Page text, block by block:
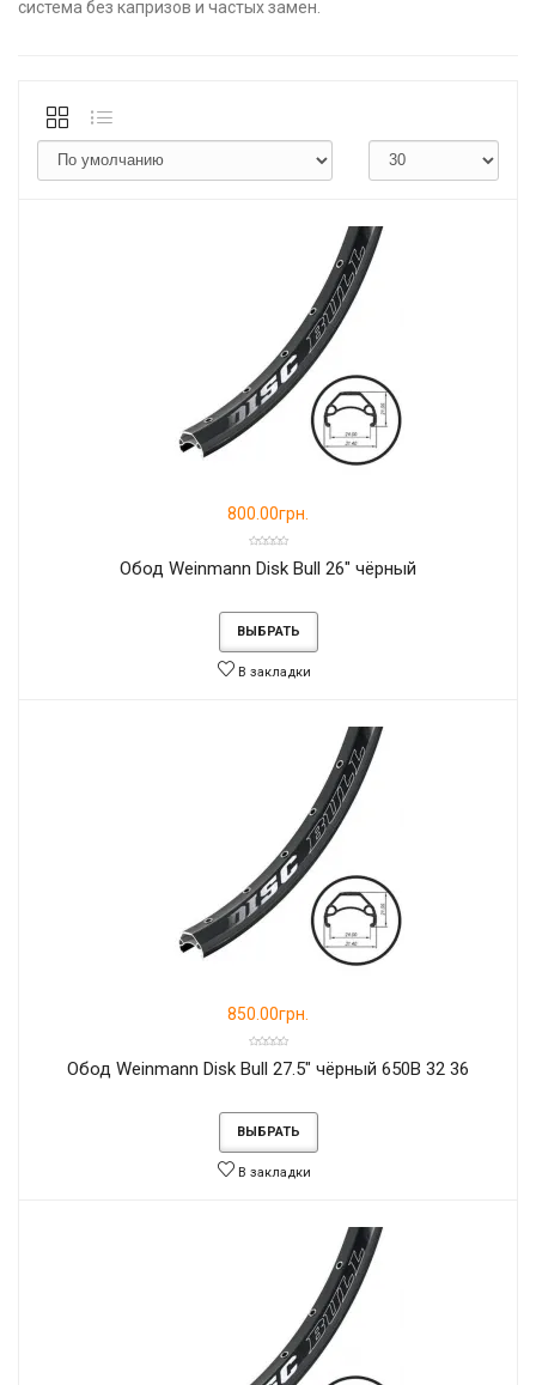
система без капризов и частых замен.
800.00грн.
Обод Weinmann Disk Bull 26" чёрный
ВЫБРАТЬ
В закладки
850.00грн.
Обод Weinmann Disk Bull 27.5" чёрный 650B 32 36
ВЫБРАТЬ
В закладки